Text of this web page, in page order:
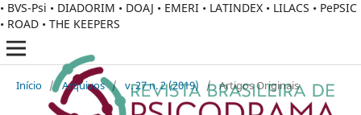
• BVS-Psi • DIADORIM • DOAJ • EMERI • LATINDEX • LILACS • PePSIC
• ROAD • THE KEEPERS
Início / Arquivos / v. 27 n. 2 (2019) / Artigos Originais